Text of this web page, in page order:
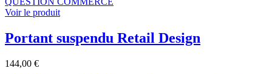
Voir le produit
Portant suspendu Retail Design
144,00 €